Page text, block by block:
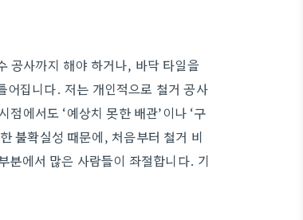
공사까지 해야 하거나, 바닥 타일을
어집니다. 저는 개인적으로 철거 공사
에서도 ‘예상치 못한 배관’이나 ‘구
불확실성 때문에, 처음부터 철거 비
분에서 많은 사람들이 좌절합니다. 기